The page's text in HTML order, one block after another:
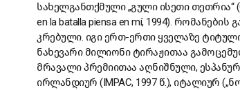
სახელგანთქმული „გული ისეთი თეთრია“
en la batalla piensa en mí, 1994).
კრებული. იგი ერთ-ერთი ყველაზე
ნახევარი მილიონი ტირაჟითაა
მრავალი პრემიითაა აღნიშნული,
ირლანდიურ (IMPAC, 1997 წ.), იტალიურ